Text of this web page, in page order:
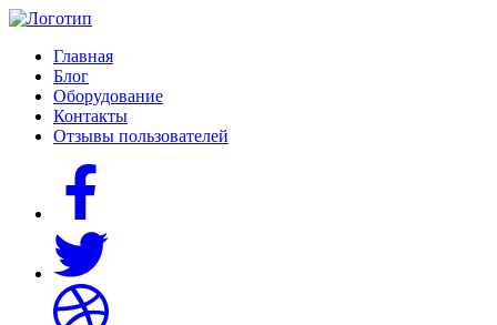
Главная
Блог
Оборудование
Контакты
Отзывы пользователей